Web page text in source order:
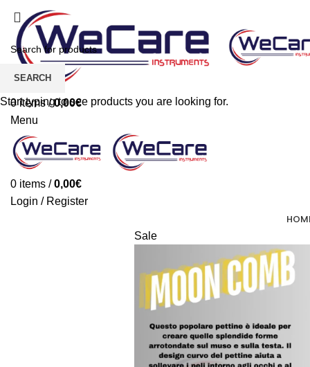
0items / 0,00€
Menu
0 items / 0,00€
Login / Register
Sale
SEARCH
Start typing to see products you are looking for.